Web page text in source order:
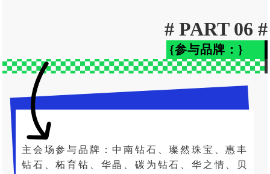
# PART 06 #
{参与品牌：}
主会场参与品牌：中南钻石、璨然珠宝、惠丰
钻石、柘育钻、华晶、碳为钻石、华之情、贝